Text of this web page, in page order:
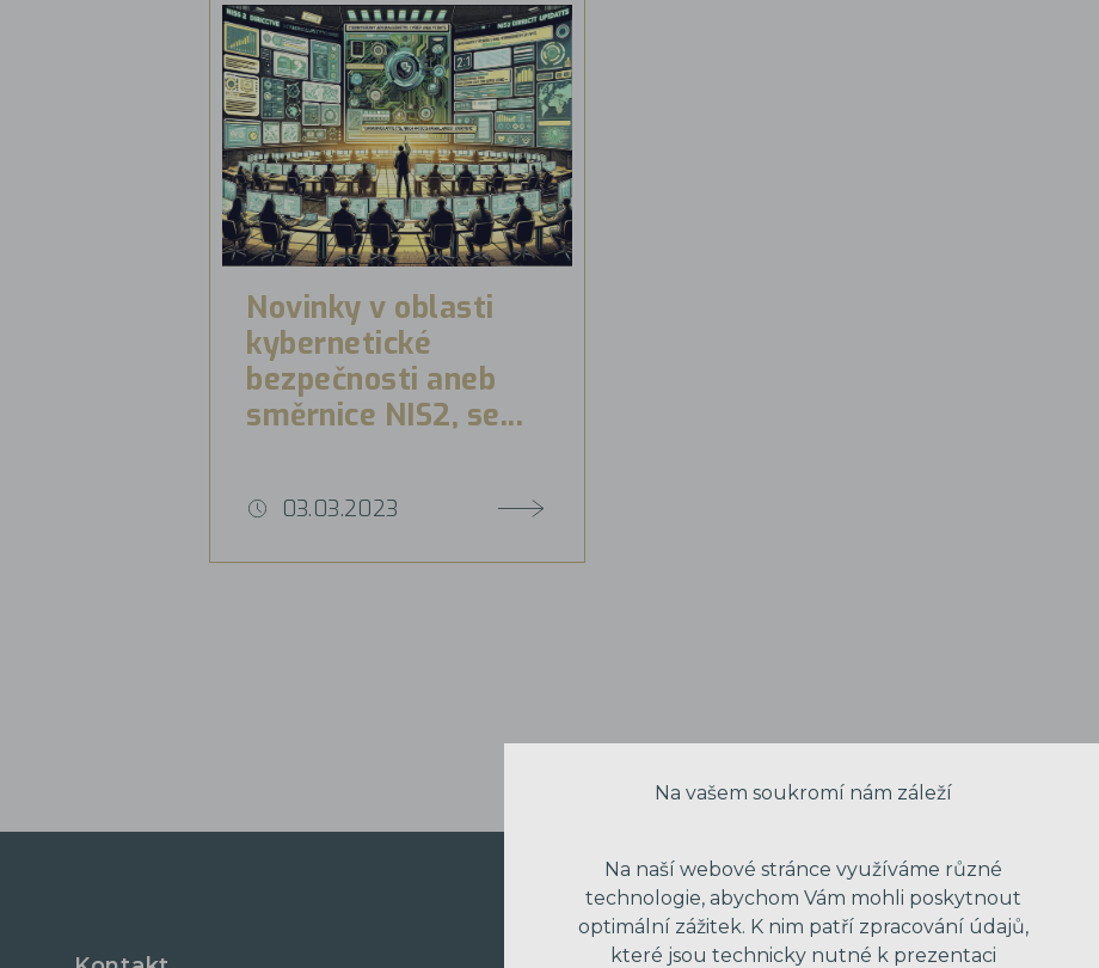
Novinky v oblasti
kybernetické
bezpečnosti aneb
směrnice NIS2, se...
03.03.2023
Na vašem soukromí nám záleží
Na naší webové stránce využíváme různé
technologie, abychom Vám mohli poskytnout
optimální zážitek. K nim patří zpracování údajů,
které jsou technicky nutné k prezentaci